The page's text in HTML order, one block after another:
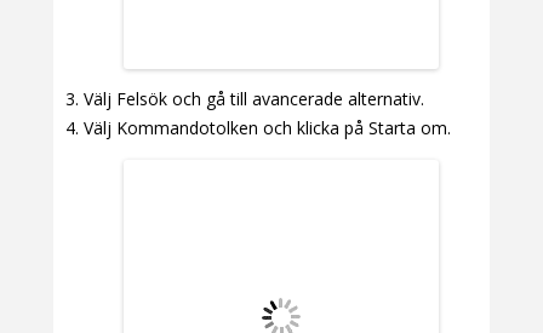
Välj Felsök och gå till avancerade alternativ.
Välj Kommandotolken och klicka på Starta om.